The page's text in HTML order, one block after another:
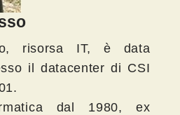
risorsa IT, è data
il datacenter di CSI
dal 1980, ex